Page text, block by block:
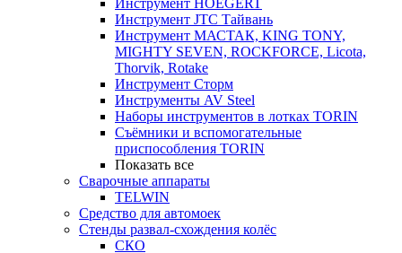
Инструмент HOEGERT
Инструмент JTC Тайвань
Инструмент МАСТАК, KING TONY,
MIGHTY SEVEN, ROCKFORCE, Licota,
Thorvik, Rotake
Инструмент Сторм
Инструменты AV Steel
Наборы инструментов в лотках TORIN
Съёмники и вспомогательные
приспособления TORIN
Показать все
Сварочные аппараты
TELWIN
Средство для автомоек
Стенды развал-схождения колёс
СКО